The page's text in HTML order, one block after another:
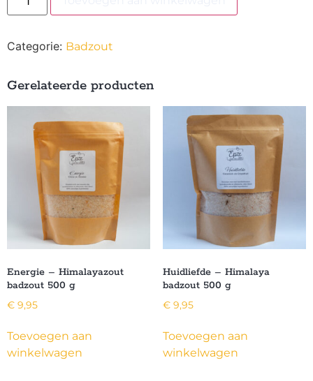
Categorie: Badzout
Gerelateerde producten
Energie – Himalayazout
badzout 500 g
€ 9,95
Toevoegen aan
winkelwagen
Huidliefde – Himalaya
badzout 500 g
€9,95
Toevoegen aan
winkelwagen